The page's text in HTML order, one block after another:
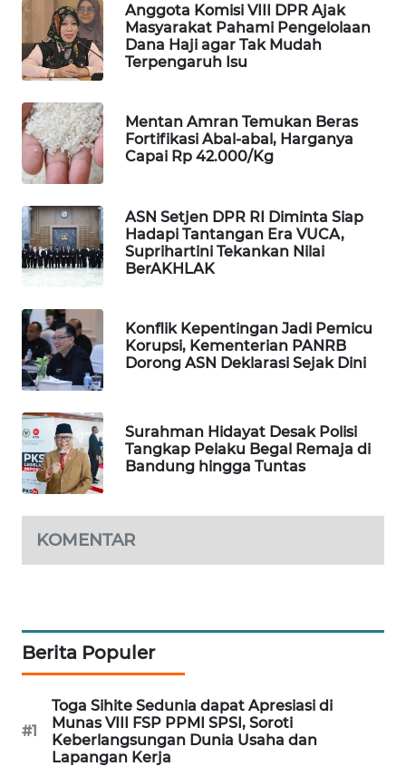
Anggota Komisi VIII DPR Ajak
Masyarakat Pahami Pengelolaan
Dana Haji agar Tak Mudah
Terpengaruh Isu
Mentan Amran Temukan Beras
Fortifikasi Abal-abal, Harganya
Capai Rp 42.000/Kg
ASN Setjen DPR RI Diminta Siap
Hadapi Tantangan Era VUCA,
Suprihartini Tekankan Nilai
BerAKHLAK
Konflik Kepentingan Jadi Pemicu
Korupsi, Kementerian PANRB
Dorong ASN Deklarasi Sejak Dini
Surahman Hidayat Desak Polisi
Tangkap Pelaku Begal Remaja di
Bandung hingga Tuntas
KOMENTAR
Berita Populer
#1
Toga Sihite Sedunia dapat Apresiasi di
Munas VIII FSP PPMI SPSI, Soroti
Keberlangsungan Dunia Usaha dan
Lapangan Kerja
WAHANA
INFRASTRUKTUR
KONSUMEN
WAHANA
LISTRIK
WAHANA
TRAVEL
TV
WAHANANEWS
ID
WAHANANEWS
CO ID
WAHANANEWS
NET
WAHANA
WAHANA
UMKM
WAHANA
SELEB
WAHANA